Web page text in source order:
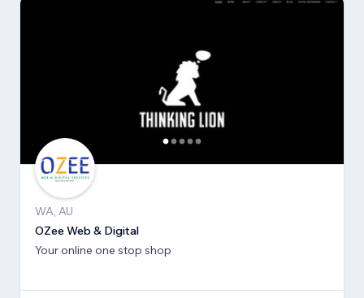
WA, AU
OZee Web & Digital
Your online one stop shop